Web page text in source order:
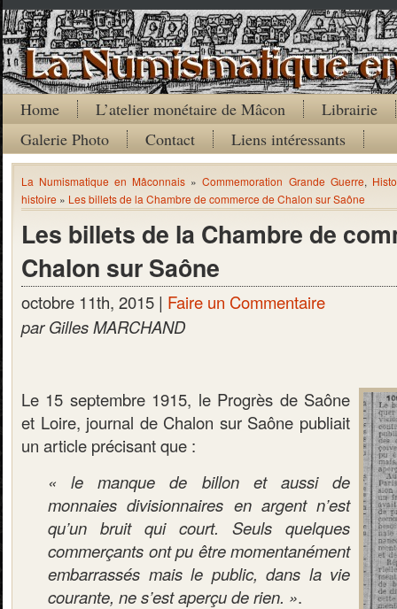
Home L’atelier monétaire de Mâcon
Librairie
Galerie Photo
Contact Liens intéressants
La Numismatique en Mâconnais »Commemoration Grande Guerre,
histoire » Les billets de la Chambre de commerce de Chalon sur Saône
Les billets de la Chambre de
Chalon sur Saône
octobre 11th, 2015 | Faire un Commentaire
par Gilles MARCHAND
Le 15 septembre 1915, le Progrès de Saône
et Loire, journal de Chalon sur Saône publiait
un article précisant que :
« le manque de billon et aussi de
monnaies divisionnaires en argent n’est
qu’un bruit qui court. Seuls quelques
commerçants ont pu être momentanément
embarrassés mais le public, dans la vie
courante, ne s’est aperçu de rien. ».